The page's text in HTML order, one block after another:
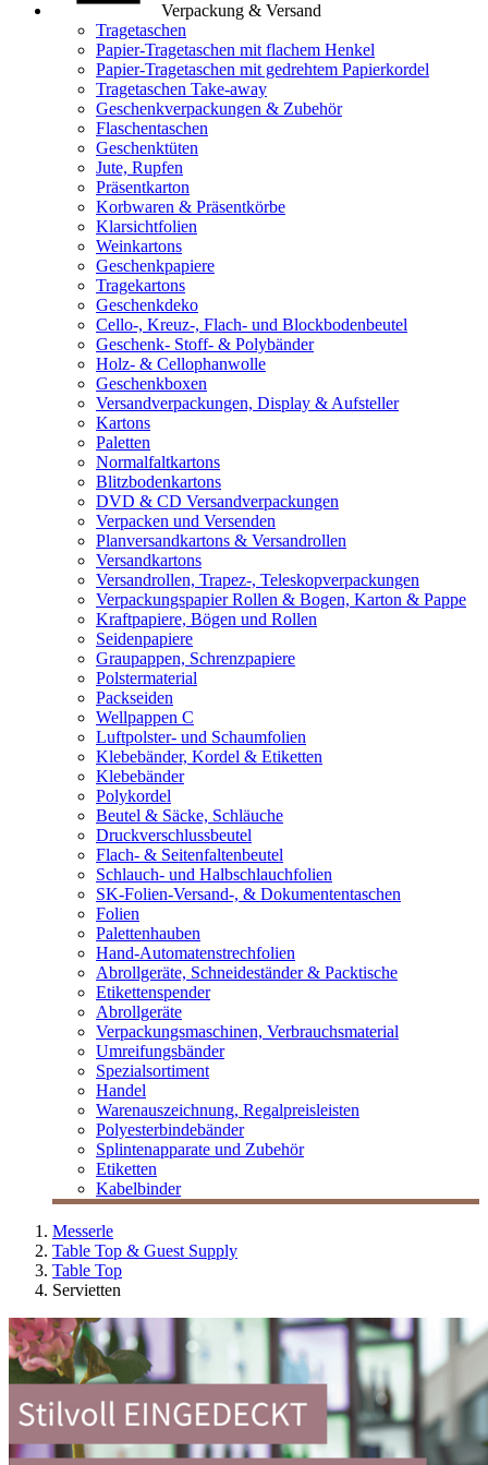
Verpackung & Versand
Tragetaschen
Papier-Tragetaschen mit flachem Henkel
Papier-Tragetaschen mit gedrehtem Papierkordel
Tragetaschen Take-away
Geschenkverpackungen & Zubehör
Flaschentaschen
Geschenktüten
Jute, Rupfen
Präsentkarton
Korbwaren & Präsentkörbe
Klarsichtfolien
Weinkartons
Geschenkpapiere
Tragekartons
Geschenkdeko
Cello-, Kreuz-, Flach- und Blockbodenbeutel
Geschenk- Stoff- & Polybänder
Holz- & Cellophanwolle
Geschenkboxen
Versandverpackungen, Display & Aufsteller
Kartons
Paletten
Normalfaltkartons
Blitzbodenkartons
DVD & CD Versandverpackungen
Verpacken und Versenden
Planversandkartons & Versandrollen
Versandkartons
Versandrollen, Trapez-, Teleskopverpackungen
Verpackungspapier Rollen & Bogen, Karton & Pappe
Kraftpapiere, Bögen und Rollen
Seidenpapiere
Graupappen, Schrenzpapiere
Polstermaterial
Packseiden
Wellpappen C
Luftpolster- und Schaumfolien
Klebebänder, Kordel & Etiketten
Klebebänder
Polykordel
Beutel & Säcke, Schläuche
Druckverschlussbeutel
Flach- & Seitenfaltenbeutel
Schlauch- und Halbschlauchfolien
SK-Folien-Versand-, & Dokumententaschen
Folien
Palettenhauben
Hand-Automatenstrechfolien
Abrollgeräte, Schneideständer & Packtische
Etikettenspender
Abrollgeräte
Verpackungsmaschinen, Verbrauchsmaterial
Umreifungsbänder
Spezialsortiment
Handel
Warenauszeichnung, Regalpreisleisten
Polyesterbindebänder
Splintenapparate und Zubehör
Etiketten
Kabelbinder
Messerle
Table Top & Guest Supply
Table Top
Servietten